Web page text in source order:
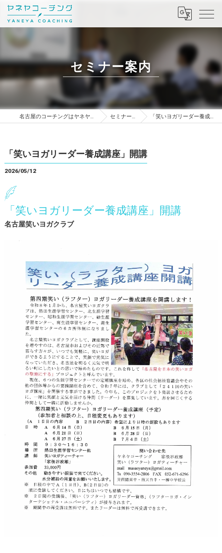
セミナー案内
名古屋のコーチングはヤネヤコーチング セミナー案内 「笑いヨガリーダー養成講座」開講
「笑いヨガリーダー養成講座」開講
2026/05/12
名古屋笑いヨガクラブ
「笑いヨガリーダー養成講座」開講